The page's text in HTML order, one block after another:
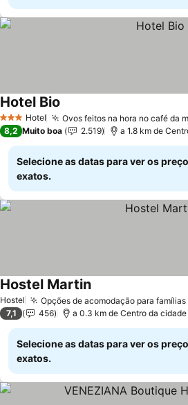
3 EstrelasHotel Ovos feitos na hora no café da
Hotel Bio
8,2 Muito boa 2.519 a 1.8 km de
Selecione as datas para ver os
exatos.
Hostel Opções de acomodação para famílias
Hostel Martin
7,1 456 a 0.3 km de Centro da cidade
Selecione as datas para ver os
exatos.